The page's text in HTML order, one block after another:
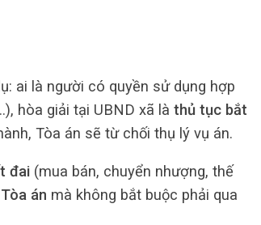
ai là người có quyền sử dụng hợp
hòa giải tại UBND xã là thủ tục bắt
Tòa án sẽ từ chối thụ lý vụ án.
đai(mua bán, chuyển nhượng, thế
án mà không bắt buộc phải qua